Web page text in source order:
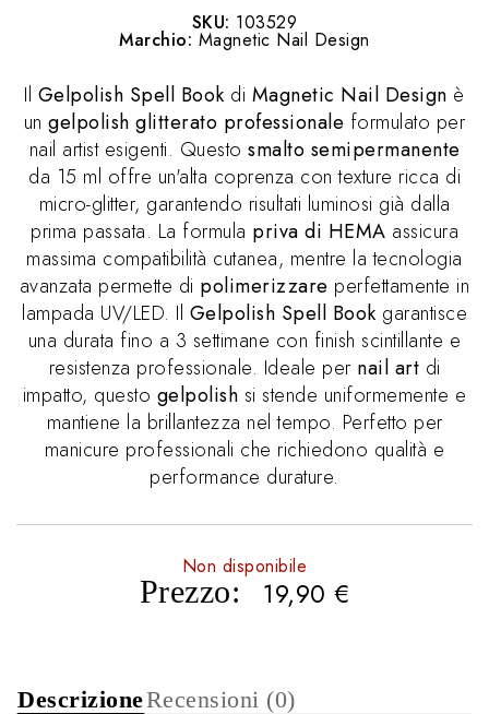
SKU: 103529
Marchio: Magnetic Nail Design
Il Gelpolish Spell Book di Magnetic Nail Design è
ungelpolish glitterato professionale formulato per
nail artist esigenti. Questo smalto semipermanente
da 15 ml offre un'alta coprenza con texture ricca di
micro-glitter, garantendo risultati luminosi già dalla
prima passata. La formula priva di HEMA assicura
massima compatibilità cutanea, mentre la tecnologia
avanzata permette di polimerizzare perfettamente in
lampada UV/LED. Il Gelpolish Spell Book garantisce
una durata fino a 3 settimane con finish scintillante e
resistenza professionale. Ideale per nail art di
impatto, questo gelpolish si stende uniformemente e
mantiene la brillantezza nel tempo. Perfetto per
manicure professionali che richiedono qualità e
performance durature.
Prezzo: 19,90 €
Non disponibile
DescrizioneRecensioni (0)